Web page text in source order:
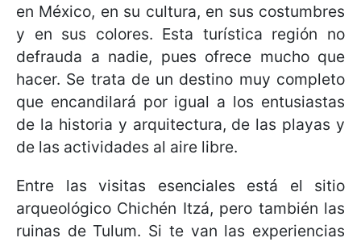
en México, en su cultura, en sus costumbres
y en sus colores. Esta turística región no
defrauda a nadie, pues ofrece mucho que
hacer. Se trata de un destino muy completo
que encandilará por igual a los entusiastas
de la historia y arquitectura, de las playas y
de las actividades al aire libre.
Entre las visitas esenciales está el sitio
arqueológico Chichén Itzá, pero también las
ruinas de Tulum. Si te van las experiencias